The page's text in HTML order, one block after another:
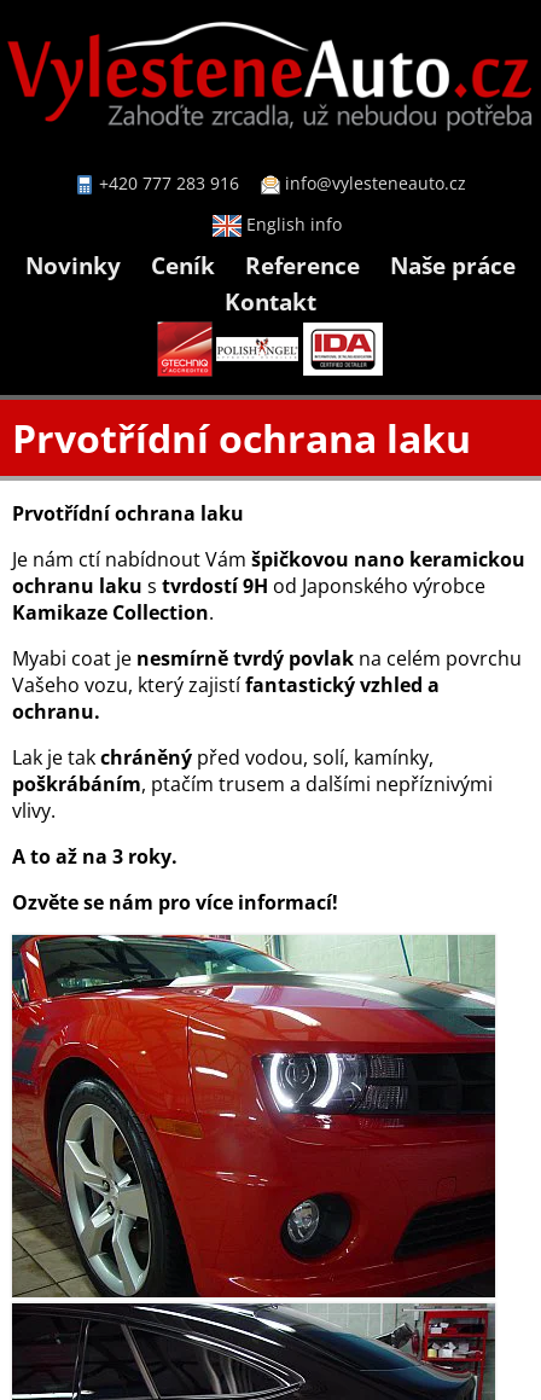
+420 777 283 916
info@vylesteneauto.cz
English info
Novinky Ceník Reference
Naše práce
Kontakt
Prvotřídní ochrana laku
Prvotřídní ochrana laku
Je nám ctí nabídnout Vám špičkovou nano keramickou
ochranu laku s tvrdostí 9H od Japonského výrobce
Kamikaze Collection.
Myabi coat je nesmírně tvrdý povlak na celém povrchu
Vašeho vozu, který zajistífantastický vzhled a
ochranu.
Lak je takchráněný před vodou, solí, kamínky,
poškrábáním, ptačím trusem a dalšími nepříznivými
vlivy.
A to až na 3 roky.
Ozvěte se nám pro více informací!